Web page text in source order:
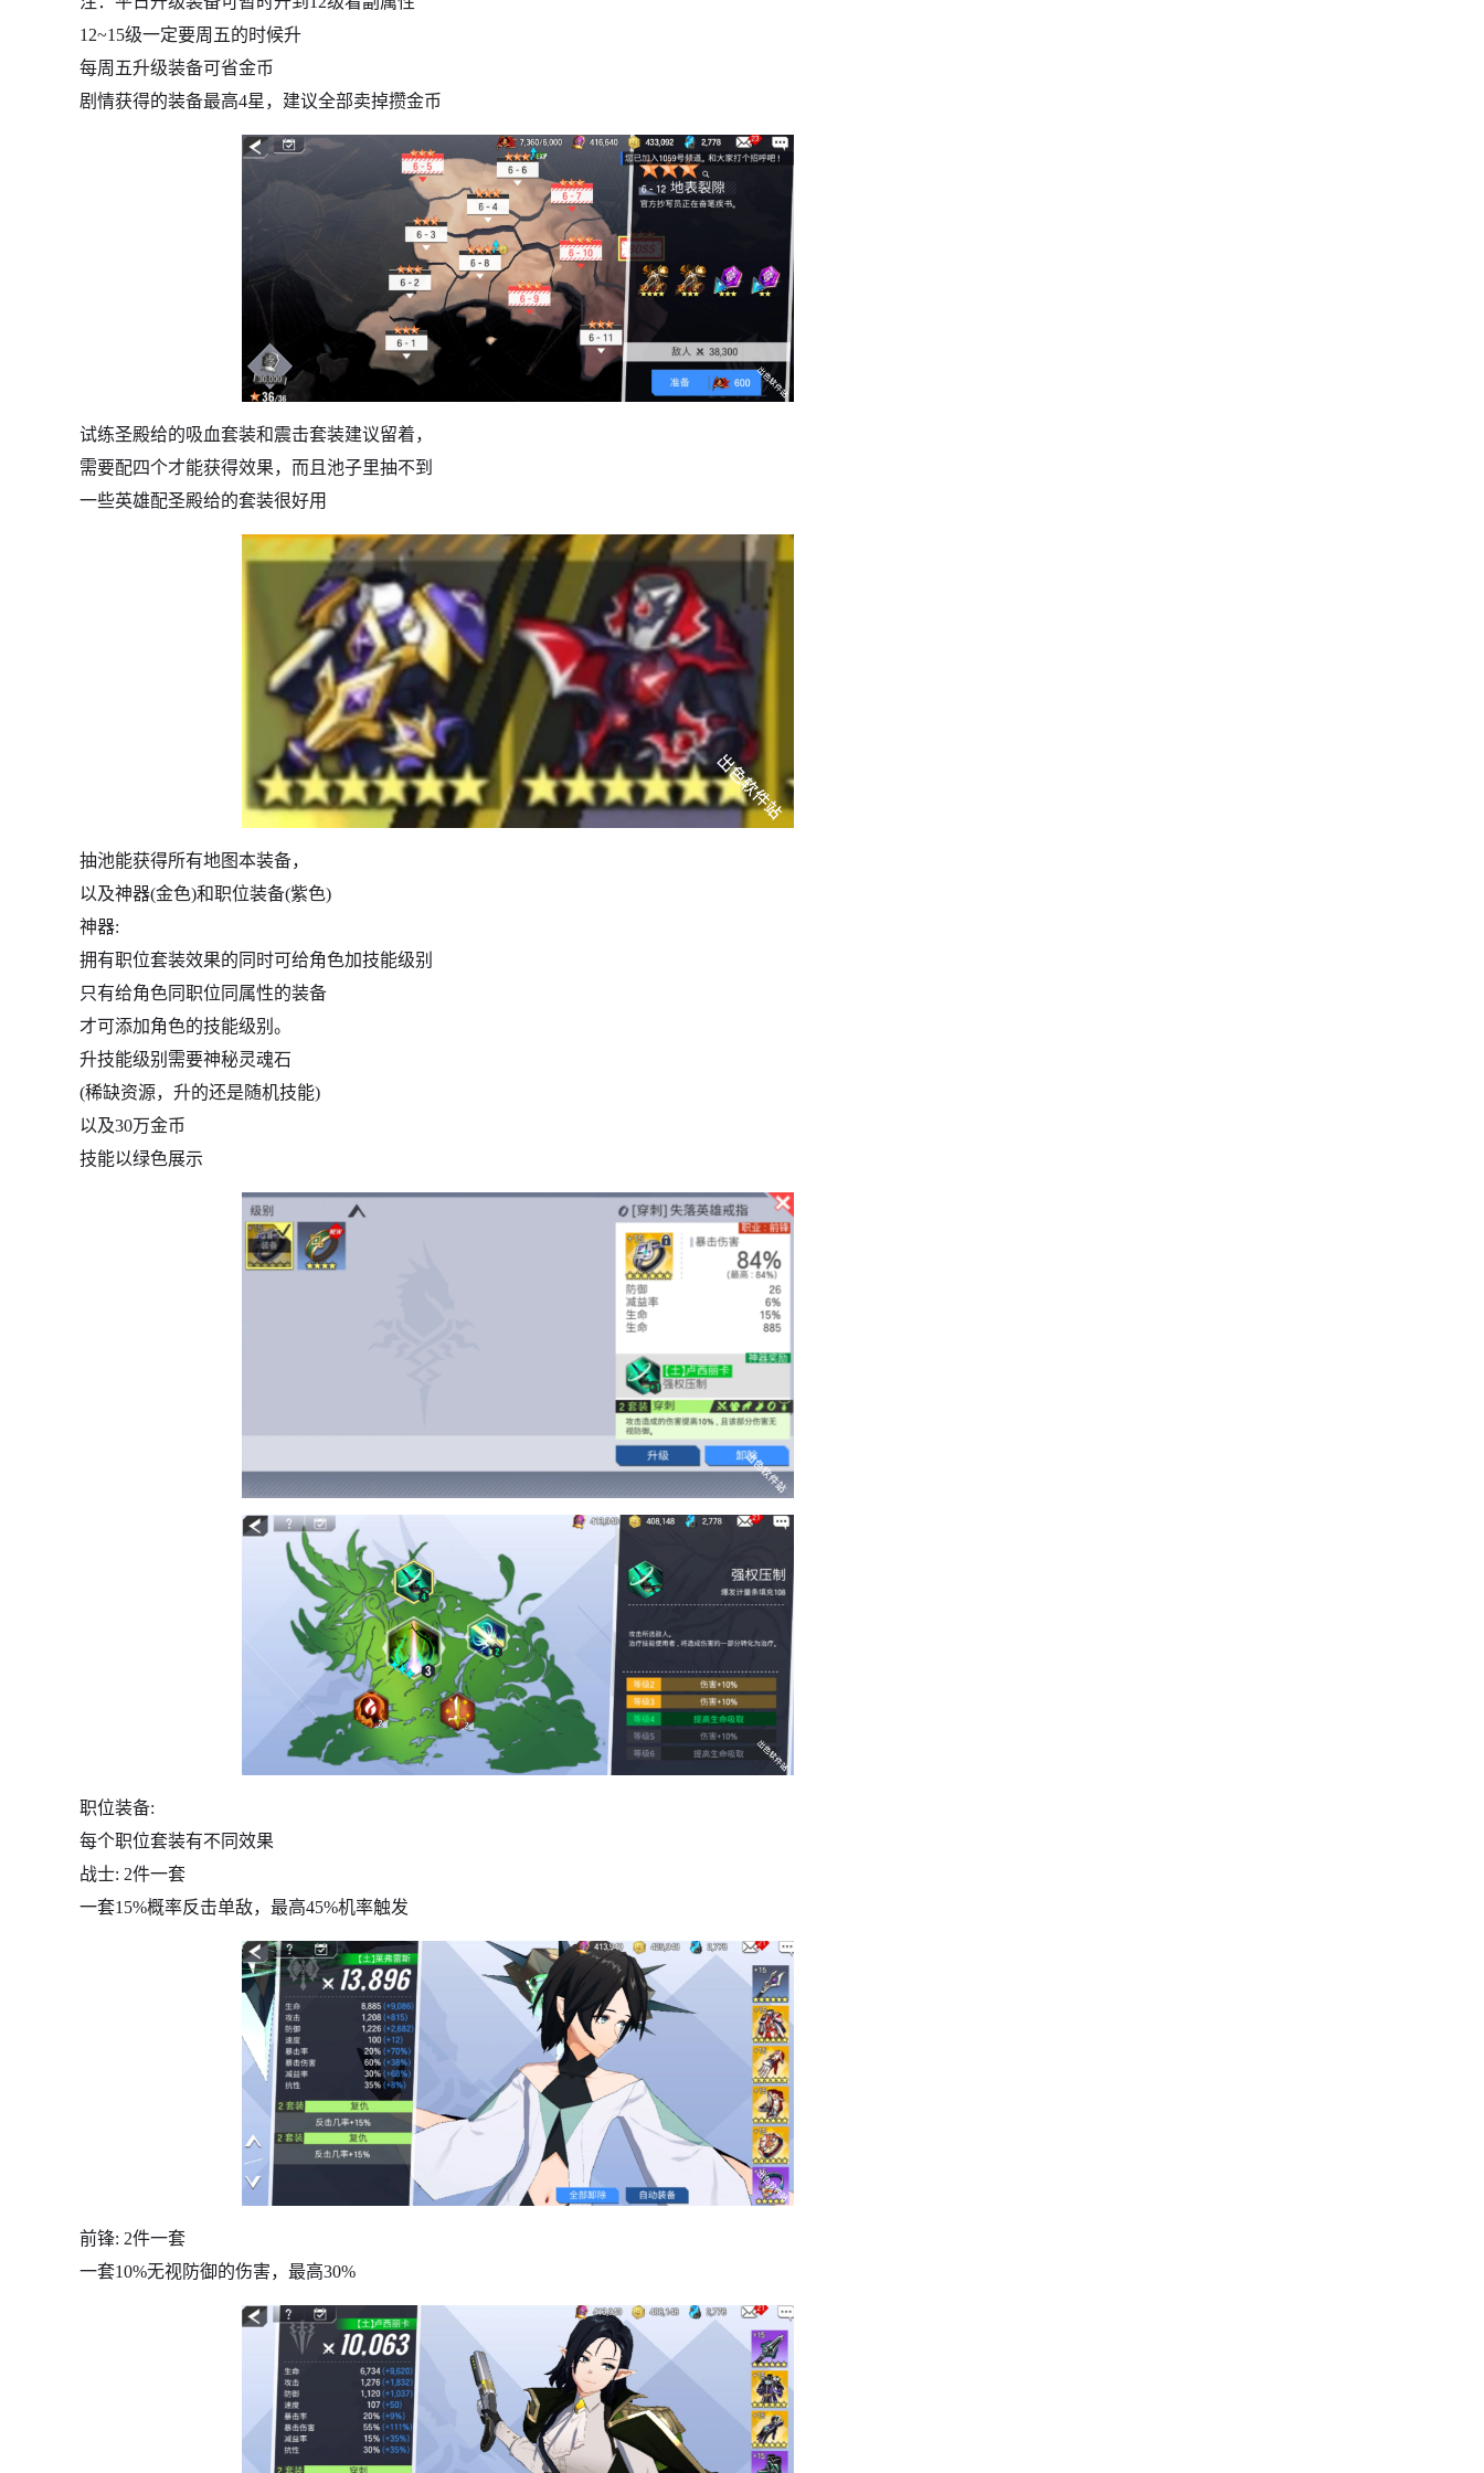
12~15级一定要周五的时候升
每周五升级装备可省金币
剧情获得的装备最高4星，建议全部卖掉攒金币
试练圣殿给的吸血套装和震击套装建议留着，
需要配四个才能获得效果，而且池子里抽不到
一些英雄配圣殿给的套装很好用
抽池能获得所有地图本装备，
以及神器(金色)和职位装备(紫色)
神器:
拥有职位套装效果的同时可给角色加技能级别
只有给角色同职位同属性的装备
才可添加角色的技能级别。
升技能级别需要神秘灵魂石
(稀缺资源，升的还是随机技能)
以及30万金币
技能以绿色展示
职位装备:
每个职位套装有不同效果
战士: 2件一套
一套15%概率反击单敌，最高45%机率触发
前锋: 2件一套
一套10%无视防御的伤害，最高30%